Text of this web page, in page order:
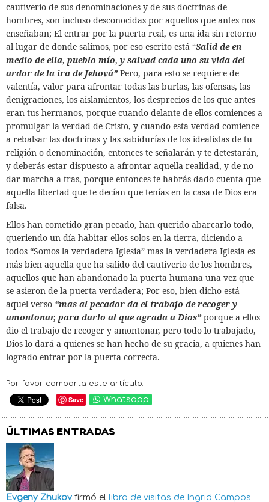
cautiverio de sus denominaciones y de sus doctrinas de
hombres, son incluso desconocidas por aquellos que antes nos
enseñaban; El entrar por la puerta real, es una ida sin retorno
al lugar de donde salimos, por eso escrito está “Salid de en
medio de ella, pueblo mío, y salvad cada uno su vida del
ardor de la ira de Jehová”Pero, para esto se requiere de
valentía, valor para afrontar todas las burlas, las ofensas, las
denigraciones, los aislamientos, los desprecios de los que antes
eran tus hermanos, porque cuando delante de ellos comiences a
promulgar la verdad de Cristo, y cuando esta verdad comience
a rebalsar las doctrinas y las sabidurías de los idealistas de tu
religión o denominación, entonces te señalarán y te detestarán,
y deberás estar dispuesto a afrontar aquella realidad, y de no
dar marcha a tras, porque entonces te habrás dado cuenta que
aquella libertad que te decían que tenías en la casa de Dios era
falsa.
Ellos han cometido gran pecado, han querido abarcarlo todo,
queriendo un día habitar ellos solos en la tierra, diciendo a
todos “Somos la verdadera Iglesia” mas la verdadera Iglesia es
más bien aquella que ha salido del cautiverio de los hombres,
aquellos que han abandonado la puerta humana una vez que
se asieron de la puerta verdadera; Por eso, bien dicho está
aquel verso “mas al pecador da el trabajo de recoger y
amontonar, para darlo al que agrada a Dios”porque a ellos
dio el trabajo de recoger y amontonar, pero todo lo trabajado,
Dios lo dará a quienes se han hecho de su gracia, a quienes han
logrado entrar por la puerta correcta.
Por favor comparta este artículo:
Save Whatsapp
ÚLTIMAS ENTRADAS
Evgeny Zhukov firmó el libro de visitas de Ingrid Campos